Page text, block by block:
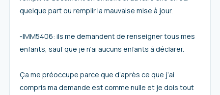
quelque part ou remplir la mauvaise mise à jour.
-IMM5406: ils me demandent de renseigner tous mes
enfants, sauf que je n’ai aucuns enfants à déclarer.
Ça me préoccupe parce que d’après ce que j’ai
compris ma demande est comme nulle et je dois tout